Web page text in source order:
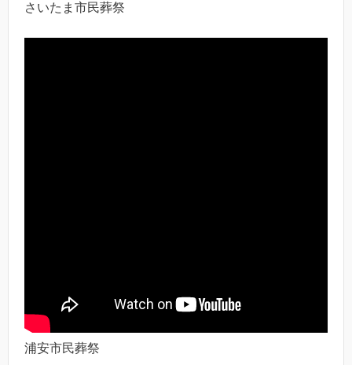
さいたま市民葬祭
浦安市民葬祭